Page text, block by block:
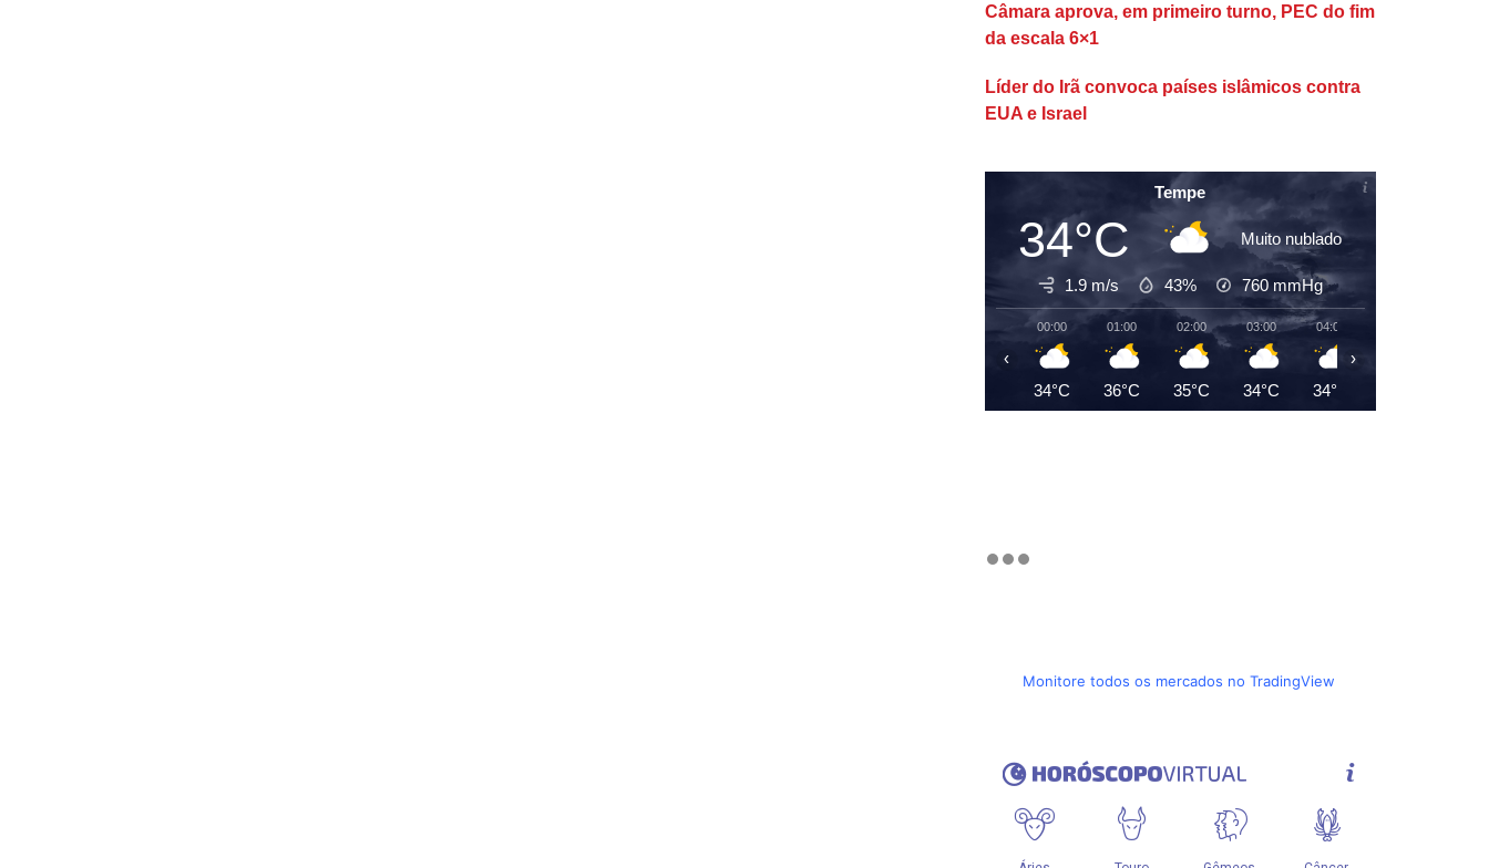
Câmara aprova, em primeiro turno, PEC do fim
da escala 6×1
Líder do Irã convoca países islâmicos contra
EUA e Israel
Tempe
34°C Muito nublado
1.9 m/s 43% 760 mmHg
00:00
34°C
01:00
36°C
02:00
35°C
03:00
34°C
04:00
34°C
‹ ›
Monitore todos os mercados no TradingView